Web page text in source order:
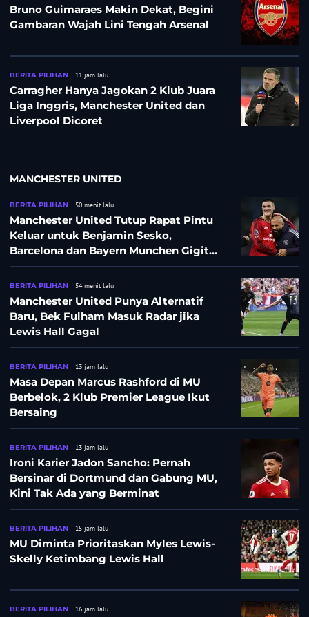
Bruno Guimaraes Makin Dekat, Begini
Gambaran Wajah Lini Tengah Arsenal
BERITA PILIHAN 11 jam lalu
Carragher Hanya Jagokan 2 Klub Juara
Liga Inggris, Manchester United dan
Liverpool Dicoret
MANCHESTER UNITED
BERITA PILIHAN 50 menit lalu
Manchester United Tutup Rapat Pintu
Keluar untuk Benjamin Sesko,
Barcelona dan Bayern Munchen Gigit
Jari
BERITA PILIHAN 54 menit lalu
Manchester United Punya Alternatif
Baru, Bek Fulham Masuk Radar jika
Lewis Hall Gagal
BERITA PILIHAN 13 jam lalu
Masa Depan Marcus Rashford di MU
Berbelok, 2 Klub Premier League Ikut
Bersaing
BERITA PILIHAN 13 jam lalu
Ironi Karier Jadon Sancho: Pernah
Bersinar di Dortmund dan Gabung MU,
Kini Tak Ada yang Berminat
BERITA PILIHAN 15 jam lalu
MU Diminta Prioritaskan Myles Lewis-
Skelly Ketimbang Lewis Hall
BERITA PILIHAN 16 jam lalu